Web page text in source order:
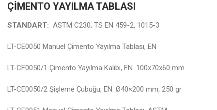
ÇİMENTO YAYILMA TABLASI
STANDART: ASTM C230; TS EN 459-2, 1015-3
LT-CE0050 Manuel Çimento Yayılma Tablası, EN
LT-CE0050/1 Çimento Yayılma Kalıbı, EN. 100x70x60 mm
LT-CE0050/2 Şişleme Çubuğu, EN. Ø40×200 mm, 250 gr